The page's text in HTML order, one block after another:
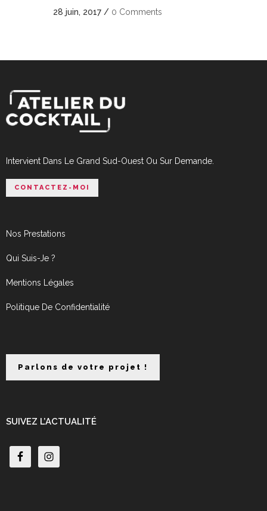
28 juin, 2017 / 0 Comments
Intervient Dans Le Grand Sud-Ouest Ou Sur Demande.
CONTACTEZ-MOI
Nos Prestations
Qui Suis-Je ?
Mentions Légales
Politique De Confidentialité
Parlons de votre projet !
SUIVEZ L’ACTUALITÉ